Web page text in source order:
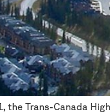
Trans-Canada